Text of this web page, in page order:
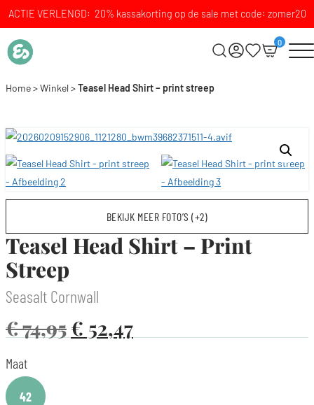
ACTIE VERLENGD: 20% kassakorting op de sale met code: zomer20
0
Home>Winkel>Teasel Head Shirt – print streep
BEKIJK MEER FOTO’S (+2)
Teasel Head Shirt – Print
Streep
Seasalt Cornwall
€74,95€ 52,47
Maat
42